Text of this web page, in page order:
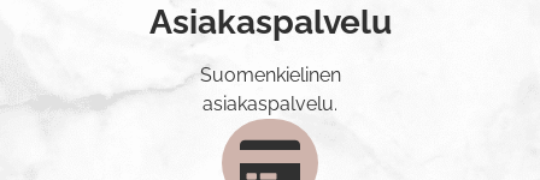
Asiakaspalvelu
Suomenkielinen
asiakaspalvelu.